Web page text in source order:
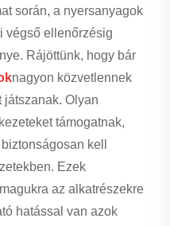
során, a nyersanyagok
végső ellenőrzésig
Rájöttünk, hogy bár
nagyon közvetlennek
játszanak. Olyan
támogatnak,
kell
Ezek
az alkatrészekre
hatással van azok